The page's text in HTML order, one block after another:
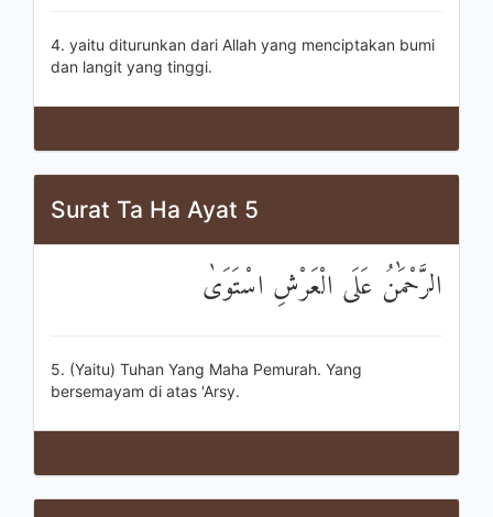
4. yaitu diturunkan dari Allah yang menciptakan bumi
dan langit yang tinggi.
Surat Ta Ha Ayat 5
الرَّحْمَٰنُ عَلَى الْعَرْشِ اسْتَوَىٰ
5. (Yaitu) Tuhan Yang Maha Pemurah. Yang
bersemayam di atas 'Arsy.